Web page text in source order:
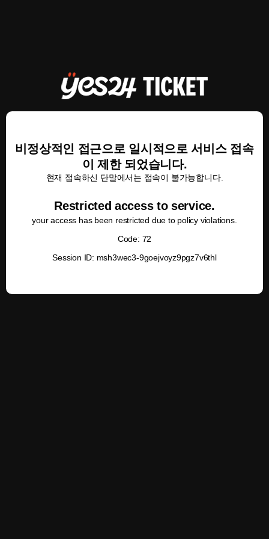
비정상적인 접근으로 일시적으로 서비스 접속
이 제한 되었습니다.
현재 접속하신 단말에서는 접속이 불가능합니다.
Restricted access to service.
your access has been restricted due to policy violations.
Code: 72
Session ID: msh3wec3-9goejvoyz9pgz7v6thl